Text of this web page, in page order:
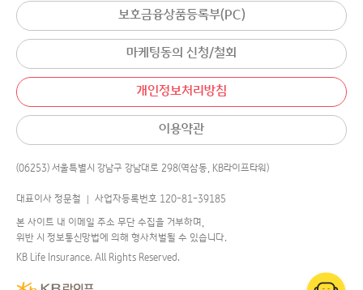
보호금융상품등록부(PC)
마케팅동의 신청/철회
개인정보처리방침
이용약관
(06253) 서울특별시 강남구 강남대로 298(역삼동, KB라이프타워)
대표이사 정문철 │ 사업자등록번호 120-81-39185
본 사이트 내 이메일 주소 무단 수집을 거부하며,
위반 시 정보통신망법에 의해 형사처벌될 수 있습니다.
KB Life Insurance. All Rights Reserved.